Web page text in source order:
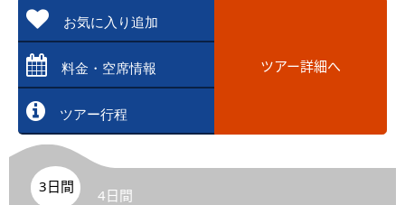
お気に入り追加
料金・空席情報
ツアー行程
ツアー詳細へ
3日間 4日間